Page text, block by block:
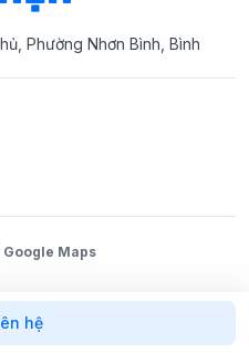
hệ
Phường Nhơn Bình, Bình
Google Maps